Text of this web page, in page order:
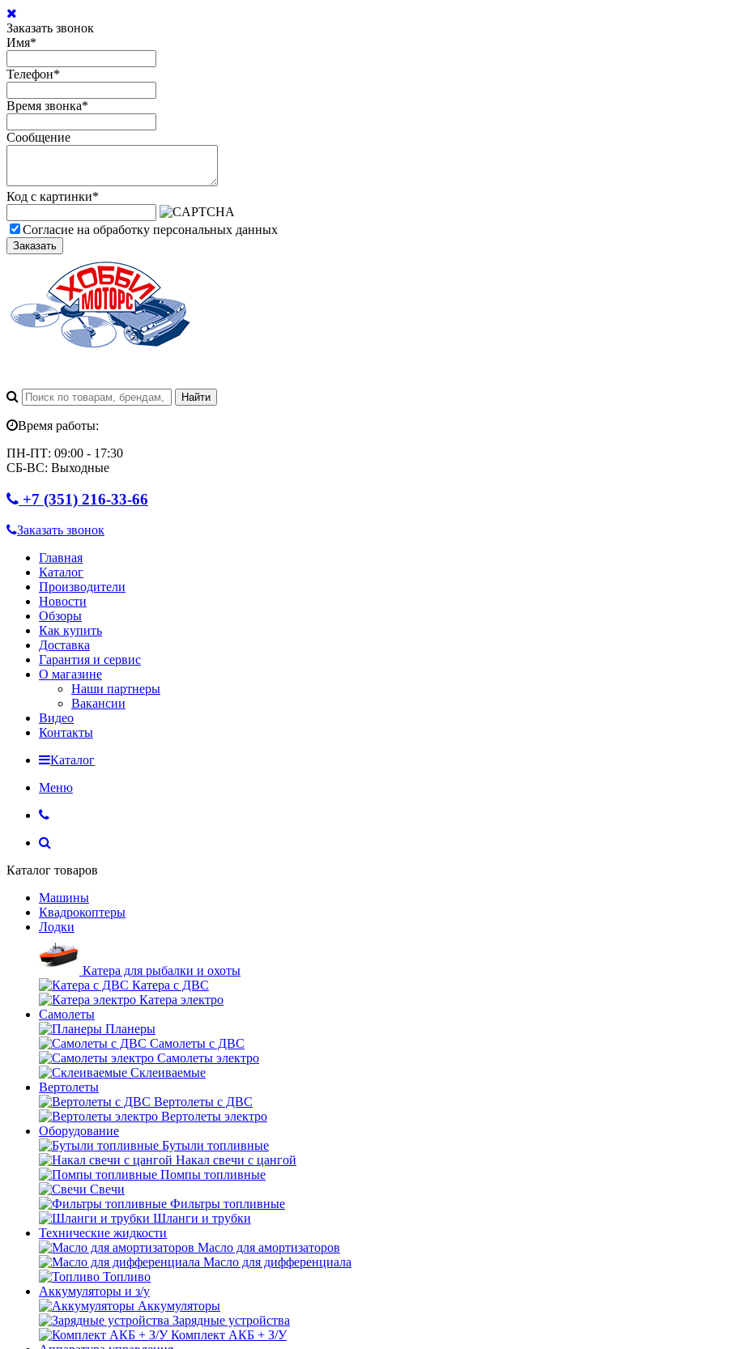
Заказать звонок
Имя*
Телефон*
Время звонка*
Сообщение
Код с картинки*
Согласие на обработку персональных данных
Заказать
Время работы:
ПН-ПТ: 09:00 - 17:30
СБ-ВС: Выходные
+7 (351) 216-33-66
Заказать звонок
Главная
Каталог
Производители
Новости
Обзоры
Как купить
Доставка
Гарантия и сервис
О магазине
Наши партнеры
Вакансии
Видео
Контакты
Каталог
Меню
Каталог товаров
Машины
Квадрокоптеры
Лодки
Катера для рыбалки и охоты
Катера с ДВС
Катера электро
Самолеты
Планеры
Самолеты с ДВС
Самолеты электро
Склеиваемые
Вертолеты
Вертолеты с ДВС
Вертолеты электро
Оборудование
Бутыли топливные
Накал свечи с цангой
Помпы топливные
Свечи
Фильтры топливные
Шланги и трубки
Технические жидкости
Масло для амортизаторов
Масло для дифференциала
Топливо
Аккумуляторы и з/у
Аккумуляторы
Зарядные устройства
Комплект АКБ + З/У